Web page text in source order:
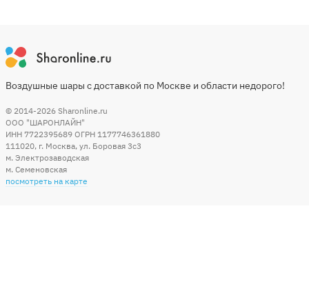
Воздушные шары с доставкой по Москве и области недорого!
© 2014-2026 Sharonline.ru
ООО "ШАРОНЛАЙН"
ИНН 7722395689 ОГРН 1177746361880
111020, г. Москва, ул. Боровая 3c3
м. Электрозаводская
м. Семеновская
посмотреть на карте